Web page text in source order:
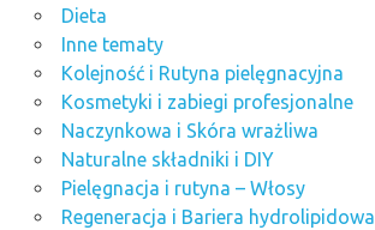
Dieta
Inne tematy
Kolejność i Rutyna pielęgnacyjna
Kosmetyki i zabiegi profesjonalne
Naczynkowa i Skóra wrażliwa
Naturalne składniki i DIY
Pielęgnacja i rutyna – Włosy
Regeneracja i Bariera hydrolipidowa